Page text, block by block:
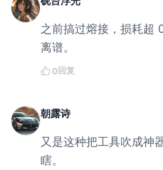
之前搞过熔接，损耗超
离谱。
0回复
朝露诗
又是这种把工具吹成神
瞎。